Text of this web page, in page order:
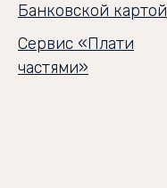
Банковской картой
Сервис «Плати
частями»